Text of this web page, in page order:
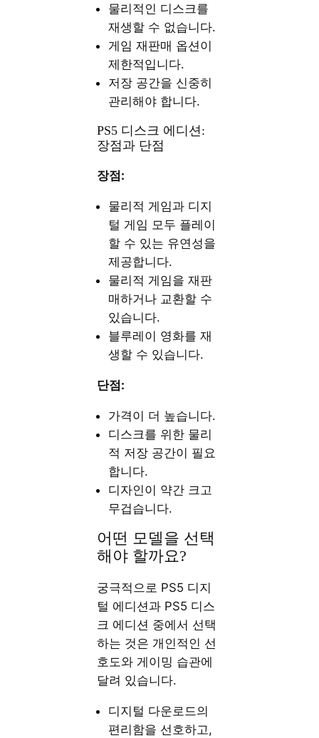
물리적인 디스크를
재생할 수 없습니다.
게임 재판매 옵션이
제한적입니다.
저장 공간을 신중히
관리해야 합니다.
PS5 디스크 에디션:
장점과 단점
장점:
물리적 게임과 디지
털 게임 모두 플레이
할 수 있는 유연성을
제공합니다.
물리적 게임을 재판
매하거나 교환할 수
있습니다.
블루레이 영화를 재
생할 수 있습니다.
단점:
가격이 더 높습니다.
디스크를 위한 물리
적 저장 공간이 필요
합니다.
디자인이 약간 크고
무겁습니다.
어떤 모델을 선택
해야 할까요?
궁극적으로 PS5 디지
털 에디션과 PS5 디스
크 에디션 중에서 선택
하는 것은 개인적인 선
호도와 게이밍 습관에
달려 있습니다.
디지털 다운로드의
편리함을 선호하고,